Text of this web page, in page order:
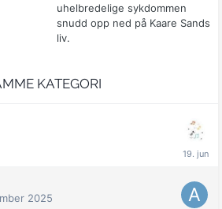
uhelbredelige sykdommen
snudd opp ned på Kaare Sands
liv.
KATEGORI
2025